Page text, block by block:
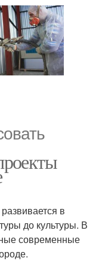
в
до культуры. В
современные